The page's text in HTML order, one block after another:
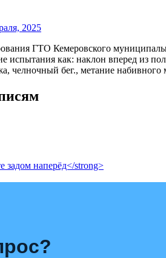
2025
ГТО Кемеровского
испытания как: наклон вперед из
челночный бег., метание набивного
задом наперёд</strong>